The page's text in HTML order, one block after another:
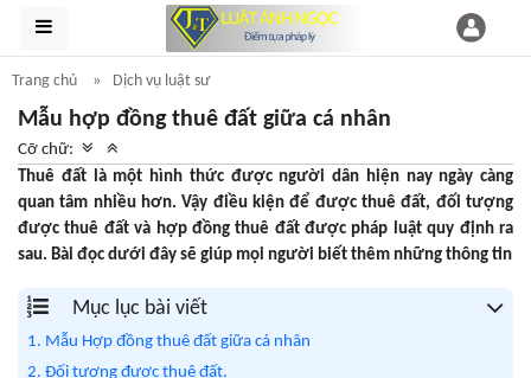
Trang chủ Dịch vụ luật sư
Mẫu hợp đồng thuê đất giữa cá nhân
Cỡ chữ:
Thuê đất là một hình thức được người dân hiện nay ngày càng
quan tâm nhiều hơn. Vậy điều kiện để được thuê đất, đối tượng
được thuê đất và hợp đồng thuê đất được pháp luật quy định ra
sau. Bài đọc dưới đây sẽ giúp mọi người biết thêm những thông tin
Mục lục bài viết
1. Mẫu Hợp đồng thuê đất giữa cá nhân
2. Đối tượng được thuê đất.